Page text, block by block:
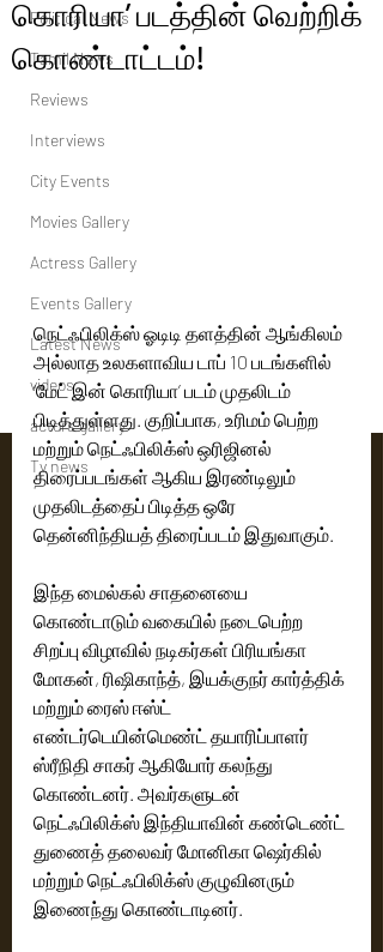
Political News
Tamil News
Reviews
Interviews
City Events
Movies Gallery
Actress Gallery
Events Gallery
Latest News
videos
actors gallery
Tv news
கொரியா’ படத்தின் வெற்றிக்
கொண்டாட்டம்!
நெட்ஃபிலிக்ஸ் ஓடிடி தளத்தின் ஆங்கிலம்
அல்லாத உலகளாவிய டாப் 10 படங்களில்
‘மேட் இன் கொரியா’ படம் முதலிடம்
பிடித்துள்ளது. குறிப்பாக, உரிமம் பெற்ற
மற்றும் நெட்ஃபிலிக்ஸ் ஒரிஜினல்
திரைப்படங்கள் ஆகிய இரண்டிலும்
முதலிடத்தைப் பிடித்த ஒரே
தென்னிந்தியத் திரைப்படம் இதுவாகும்.
இந்த மைல்கல் சாதனையை
கொண்டாடும் வகையில் நடைபெற்ற
சிறப்பு விழாவில் நடிகர்கள் பிரியங்கா
மோகன், ரிஷிகாந்த், இயக்குநர் கார்த்திக்
மற்றும் ரைஸ் ஈஸ்ட்
எண்டர்டெயின்மெண்ட் தயாரிப்பாளர்
ஸ்ரீநிதி சாகர் ஆகியோர் கலந்து
கொண்டனர். அவர்களுடன்
நெட்ஃபிலிக்ஸ் இந்தியாவின் கண்டெண்ட்
துணைத் தலைவர் மோனிகா ஷெர்கில்
மற்றும் நெட்ஃபிலிக்ஸ் குழுவினரும்
இணைந்து கொண்டாடினர்.